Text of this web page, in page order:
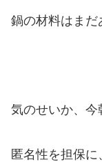
鍋の材料はまだ
気のせいか、今
匿名性を担保